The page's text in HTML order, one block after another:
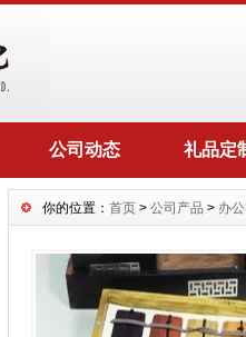
公司动态 礼品定
你的位置： 首页 > 公司产品 > 办